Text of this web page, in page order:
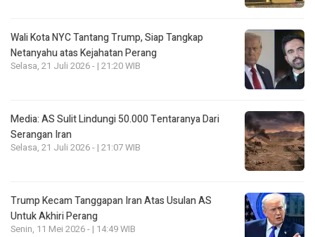
Wali Kota NYC Tantang Trump, Siap Tangkap
Netanyahu atas Kejahatan Perang
Selasa, 21 Juli 2026 - | 21:20 WIB
Media: AS Sulit Lindungi 50.000 Tentaranya Dari
Serangan Iran
Selasa, 21 Juli 2026 - | 21:07 WIB
Trump Kecam Tanggapan Iran Atas Usulan AS
Untuk Akhiri Perang
Senin, 11 Mei 2026 - | 14:49 WIB